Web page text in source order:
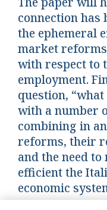
connection has
the ephemeral
market
with respect to
employment.
question,
with a number
combining in
reforms, their
and the need
efficient the
economic